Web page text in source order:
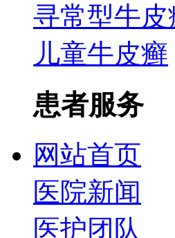
寻常型牛皮
儿童牛皮癣
患者服务
网站首页
医院新闻
医护团队